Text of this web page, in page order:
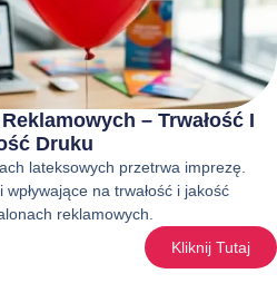
– Trwałość I
Druku
lateksowych przetrwa imprezę.
na trwałość i jakość
reklamowych.
Kliknij Tutaj